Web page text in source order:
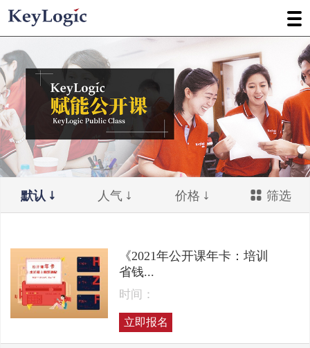
默认 人气 价格 筛选
《2021年公开课年卡：培训
省钱...
时间：
立即报名